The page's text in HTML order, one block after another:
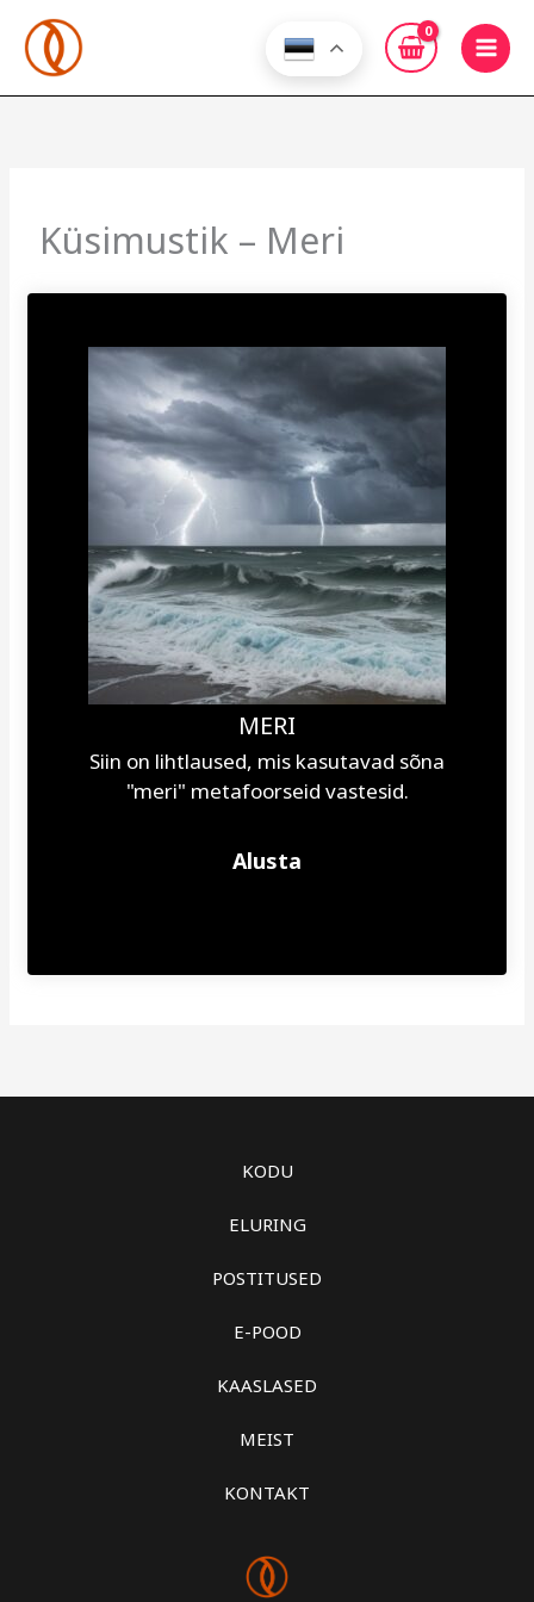
content
Küsimustik – Meri
MERI
Siin on lihtlaused, mis kasutavad sõna
"meri" metafoorseid vastesid.
KODU
ELURING
POSTITUSED
E-POOD
KAASLASED
MEIST
KONTAKT